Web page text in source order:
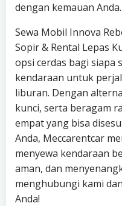
dengan kemauan Anda.
Sewa Mobil Innova
Sopir & Rental Lepas
opsi cerdas bagi siapa
kendaraan untuk
liburan. Dengan
kunci, serta beragam
empat yang bisa
Anda, Meccarentcar
menyewa kendaraan
aman, dan
menghubungi kami
Anda!